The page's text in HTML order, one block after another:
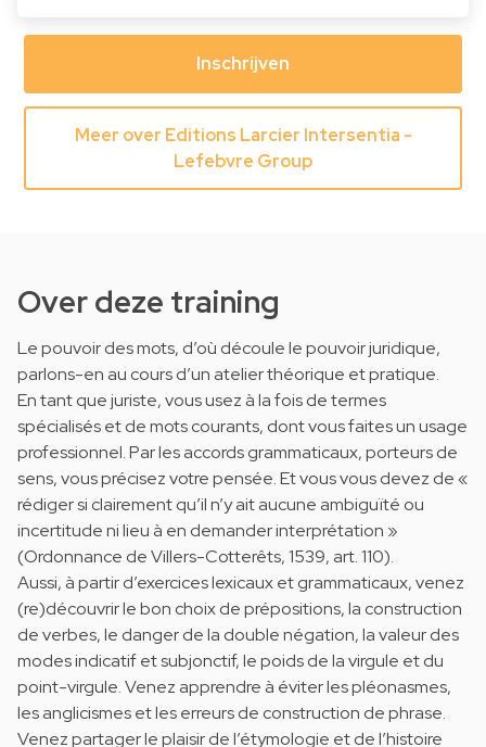
Inschrijven
Meer over Editions Larcier Intersentia -
Lefebvre Group
Over deze training
Le pouvoir des mots, d’où découle le pouvoir juridique,
parlons-en au cours d’un atelier théorique et pratique.
En tant que juriste, vous usez à la fois de termes
spécialisés et de mots courants, dont vous faites un usage
professionnel. Par les accords grammaticaux, porteurs de
sens, vous précisez votre pensée. Et vous vous devez de «
rédiger si clairement qu’il n’y ait aucune ambiguïté ou
incertitude ni lieu à en demander interprétation »
(Ordonnance de Villers-Cotterêts, 1539, art. 110).
Aussi, à partir d’exercices lexicaux et grammaticaux, venez
(re)découvrir le bon choix de prépositions, la construction
de verbes, le danger de la double négation, la valeur des
modes indicatif et subjonctif, le poids de la virgule et du
point-virgule. Venez apprendre à éviter les pléonasmes,
les anglicismes et les erreurs de construction de phrase.
Venez partager le plaisir de l’étymologie et de l’histoire